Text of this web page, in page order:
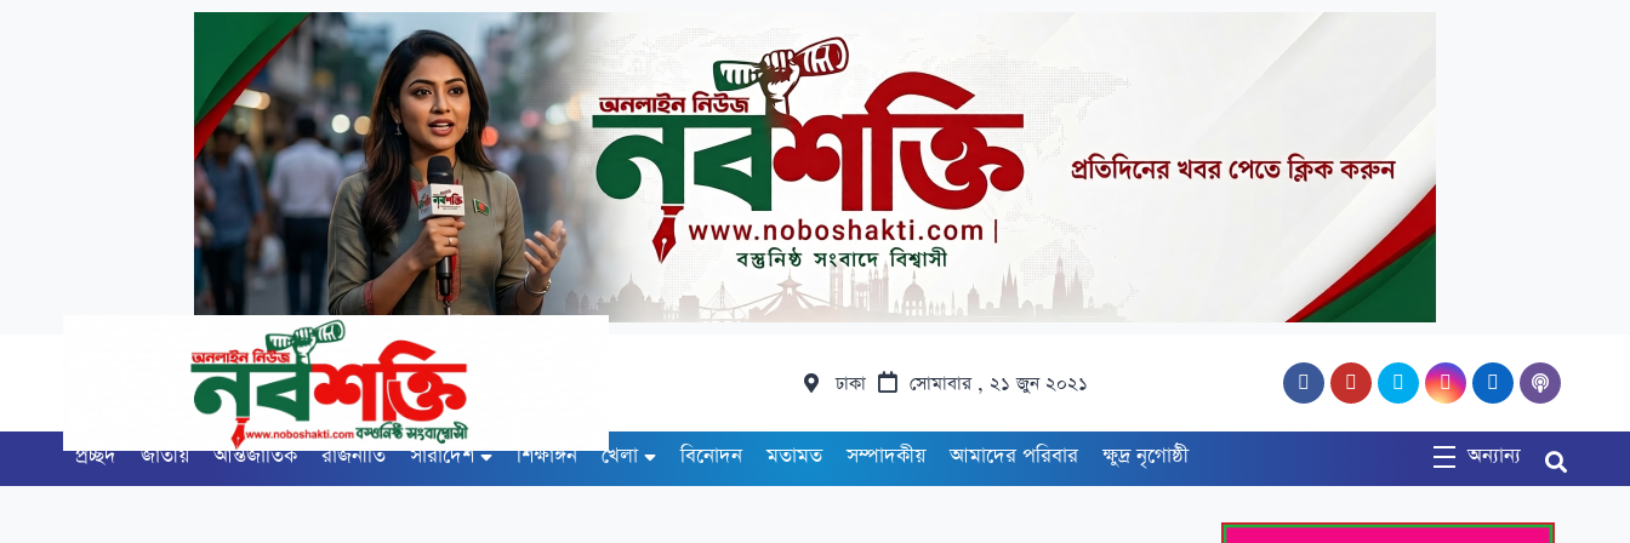
ঢাকা সোমাবার , ২১ জুন ২০২১
প্রচ্ছদ জাতীয় আন্তর্জাতিক রাজনীতি সারাদেশ শিক্ষাঙ্গন খেলা বিনোদন মতামত সম্পাদকীয় আমাদের পরিবার ক্ষুদ্র নৃগোষ্ঠী অন্যান্য